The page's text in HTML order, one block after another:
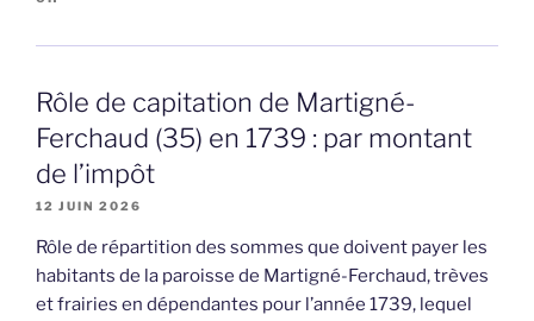
Rôle de capitation de Martigné-
Ferchaud (35) en 1739 : par montant
de l’impôt
12 JUIN 2026
Rôle de répartition des sommes que doivent payer les
habitants de la paroisse de Martigné-Ferchaud, trèves
et frairies en dépendantes pour l’année 1739, lequel